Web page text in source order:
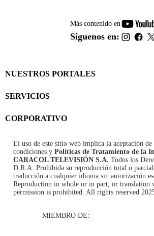
Más contenido en
Síguenos en:
NUESTROS PORTALES
SERVICIOS
CORPORATIVO
El uso de este sitio web implica la aceptación de
condiciones y Políticas de Tratamiento de la
CARACOL TELEVISIÓN S.A. Todos los
D.R.A. Prohibida su reproducción total o
traducción a cualquier idioma sin autorización
Reproduction in whole or in part, or translation
permission is prohibited. All rights reserved
MIEMBRO DE: